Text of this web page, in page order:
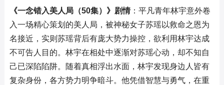
《一念错入美人局（50集）》剧情：平凡青年林宇意外卷
入一场精心策划的美人局，被神秘女子苏瑶以救命之恩为
名接近，实则苏瑶背后有庞大势力操控，欲利用林宇达成
不可告人目的。林宇在相处中逐渐对苏瑶心动，却不知自
己已深陷陷阱。随着真相浮出水面，林宇发现身边人皆有
复杂身份，各方势力明争暗斗。他凭借智慧与勇气，在重